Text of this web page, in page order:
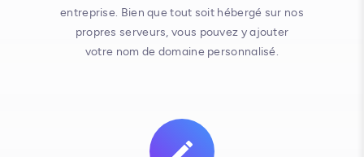
entreprise. Bien que tout soit hébergé sur nos
propres serveurs, vous pouvez y ajouter
votre nom de domaine personnalisé.